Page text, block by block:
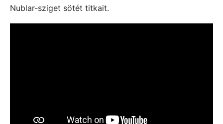
Nublar-sziget sötét titkait.